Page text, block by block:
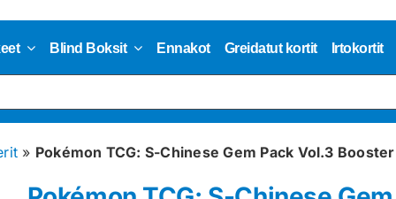
Blind Boksit Ennakot Greidatut kortit Irtokortit
» Pokémon TCG: S-Chinese Gem Pack Vol.3 Booster